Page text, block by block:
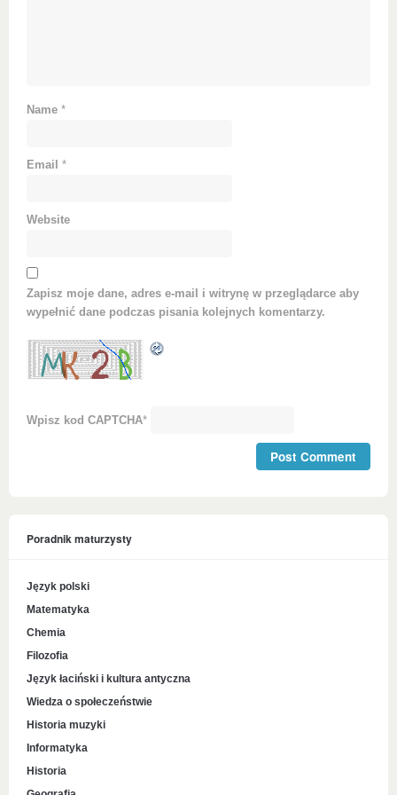
Name *
Email *
Website
Zapisz moje dane, adres e-mail i witrynę w przeglądarce aby
wypełnić dane podczas pisania kolejnych komentarzy.
Wpisz kod CAPTCHA*
Poradnik maturzysty
Język polski
Matematyka
Chemia
Filozofia
Język łaciński i kultura antyczna
Wiedza o społeczeństwie
Historia muzyki
Informatyka
Historia